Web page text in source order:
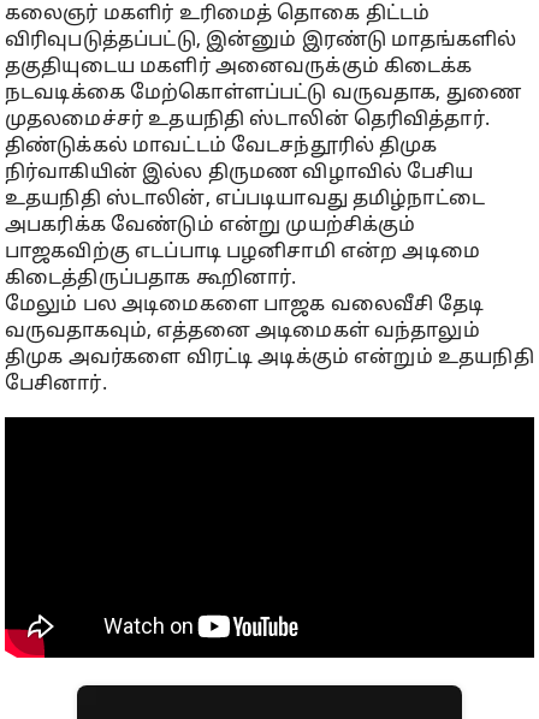
கலைஞர் மகளிர் உரிமைத் தொகை திட்டம்
விரிவுபடுத்தப்பட்டு, இன்னும் இரண்டு மாதங்களில்
தகுதியுடைய மகளிர் அனைவருக்கும் கிடைக்க
நடவடிக்கை மேற்கொள்ளப்பட்டு வருவதாக, துணை
முதலமைச்சர் உதயநிதி ஸ்டாலின் தெரிவித்தார்.
திண்டுக்கல் மாவட்டம் வேடசந்தூரில் திமுக
நிர்வாகியின் இல்ல திருமண விழாவில் பேசிய
உதயநிதி ஸ்டாலின், எப்படியாவது தமிழ்நாட்டை
அபகரிக்க வேண்டும் என்று முயற்சிக்கும்
பாஜகவிற்கு எடப்பாடி பழனிசாமி என்ற அடிமை
கிடைத்திருப்பதாக கூறினார்.
மேலும் பல அடிமைகளை பாஜக வலைவீசி தேடி
வருவதாகவும், எத்தனை அடிமைகள் வந்தாலும்
திமுக அவர்களை விரட்டி அடிக்கும் என்றும் உதயநிதி
பேசினார்.